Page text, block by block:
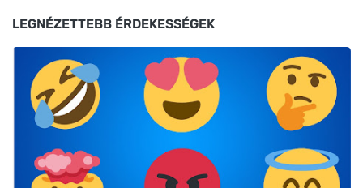
LEGNÉZETTEBB ÉRDEKESSÉGEK